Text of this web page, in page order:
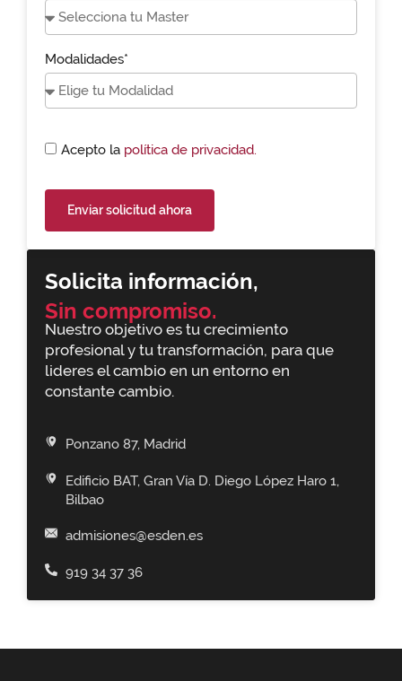
Solicita información,
Sin compromiso.
Nuestro objetivo es tu crecimiento
profesional y tu transformación, para que
lideres el cambio en un entorno en
constante cambio.
Ponzano 87, Madrid
Edificio BAT, Gran Vía D. Diego López Haro 1,
Bilbao
admisiones@esden.es
919 34 37 36
Modalidades*
Acepto la política de privacidad.
Enviar solicitud ahora